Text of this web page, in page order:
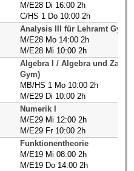
M/E28 Di 16:00 2h
C/HS 1 Do 10:00 2h
Analysis III für Lehramt
M/E28 Mo 14:00 2h
M/E28 Mi 10:00 2h
Algebra I / Algebra und
Gym)
MB/HS 1 Mo 10:00 2h
M/E29 Di 10:00 2h
Numerik I
M/E29 Mi 12:00 2h
M/E29 Fr 10:00 2h
Funktionentheorie
M/E19 Mi 08:00 2h
M/E19 Do 14:00 2h